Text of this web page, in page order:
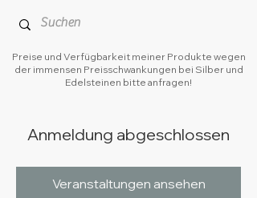
Preise und Verfügbarkeit meiner Produkte wegen
der immensen Preisschwankungen bei Silber und
Edelsteinen bitte anfragen!
Anmeldung abgeschlossen
Veranstaltungen ansehen